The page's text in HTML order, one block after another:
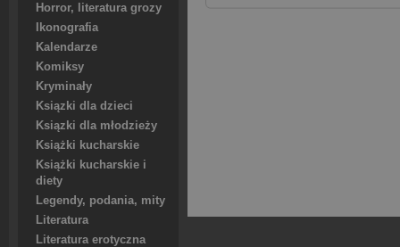
Horror, literatura grozy
Ikonografia
Kalendarze
Komiksy
Kryminały
Ksiązki dla dzieci
Ksiązki dla młodzieży
Książki kucharskie
Książki kucharskie i
diety
Legendy, podania, mity
Literatura
Literatura erotyczna